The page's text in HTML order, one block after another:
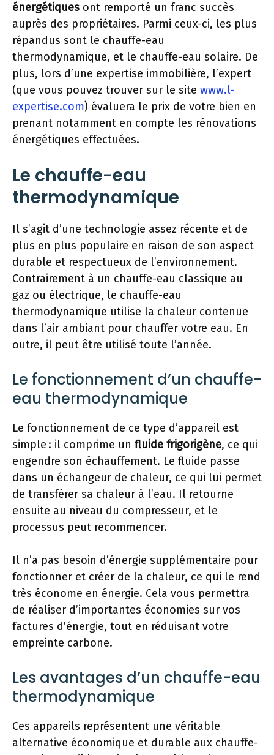
énergétiques ont remporté un franc succès
auprès des propriétaires. Parmi ceux-ci, les plus
répandus sont le chauffe-eau
thermodynamique, et le chauffe-eau solaire. De
plus, lors d’une expertise immobilière, l’expert
(que vous pouvez trouver sur le site www.l-
expertise.com) évaluera le prix de votre bien en
prenant notamment en compte les rénovations
énergétiques effectuées.
Le chauffe-eau
thermodynamique
Il s’agit d’une technologie assez récente et de
plus en plus populaire en raison de son aspect
durable et respectueux de l’environnement.
Contrairement à un chauffe-eau classique au
gaz ou électrique, le chauffe-eau
thermodynamique utilise la chaleur contenue
dans l’air ambiant pour chauffer votre eau. En
outre, il peut être utilisé toute l’année.
Le fonctionnement d’un chauffe-
eau thermodynamique
Le fonctionnement de ce type d’appareil est
simple : il comprime un fluide frigorigène, ce qui
engendre son échauffement. Le fluide passe
dans un échangeur de chaleur, ce qui lui permet
de transférer sa chaleur à l’eau. Il retourne
ensuite au niveau du compresseur, et le
processus peut recommencer.
Il n’a pas besoin d’énergie supplémentaire pour
fonctionner et créer de la chaleur, ce qui le rend
très économe en énergie. Cela vous permettra
de réaliser d’importantes économies sur vos
factures d’énergie, tout en réduisant votre
empreinte carbone.
Les avantages d’un chauffe-eau
thermodynamique
Ces appareils représentent une véritable
alternative économique et durable aux chauffe-